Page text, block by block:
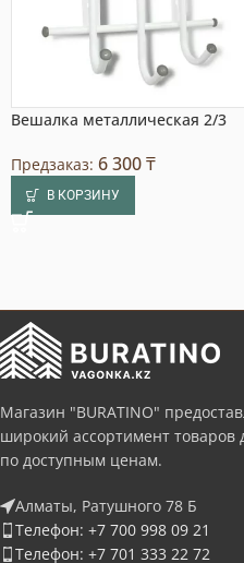
Вешалка металлическая 2/3
Предзаказ: 6 300₸
В КОРЗИНУ
Магазин "BURATINO"
широкий ассортимент товаров
по доступным ценам.
Алматы, Ратушного 78 Б
Телефон: +7 700 998 09 21
Телефон: +7 701 333 22 72